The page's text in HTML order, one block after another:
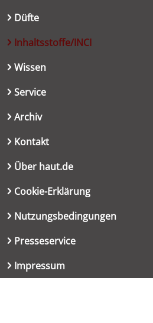
Düfte
Inhaltsstoffe/INCI
Wissen
Service
Archiv
Kontakt
Über haut.de
Cookie-Erklärung
Nutzungsbedingungen
Presseservice
Impressum